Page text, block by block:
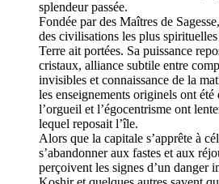
splendeur passée.
Fondée par des Maîtres de
des civilisations les plus
Terre ait portées. Sa puissance
cristaux, alliance subtile entre
invisibles et connaissance de la
les enseignements originels ont été
l’orgueil et l’égocentrisme ont
lequel reposait l’île.
Alors que la capitale s’apprête à
s’abandonner aux fastes et aux
perçoivent les signes d’un danger